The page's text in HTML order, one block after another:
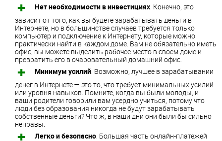
Нет необходимости в инвестициях. Конечно, это
зависит от того, как вы будете зарабатывать деньги в
Интернете, но в большинстве случаев требуется только
компьютер и подключение к Интернету, которые можно
практически найти в каждом доме. Вам не обязательно иметь
офис, вы можете выделить рабочее место в своем доме и
превратить его в очаровательный домашний офис.
Минимум усилий. Возможно, лучшее в зарабатывании
денег в Интернете — это то, что требует минимальных усилий
или уровня навыков. Помните, когда вы были молоды, и
ваши родители говорили вам усердно учиться, потому что
люди без образования никогда не будут зарабатывать
собственные деньги? Что ж, в наши дни они были бы сильно
неправы.
Легко и безопасно. Большая часть онлайн-платежей